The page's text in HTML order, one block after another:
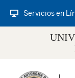
Servicios en